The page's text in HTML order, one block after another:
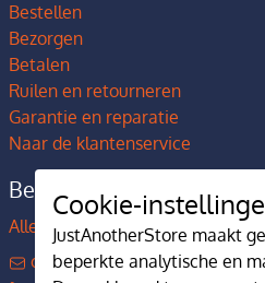
Bestellen
Bezorgen
Betalen
Ruilen en retourneren
Garantie en reparatie
Naar de klantenservice
Bedrijfsgegevens
Alles over JustAnotherStore
contact@justanotherstore.nl
Cookie-
JustAnotherStore maakt
beperkte analytische en